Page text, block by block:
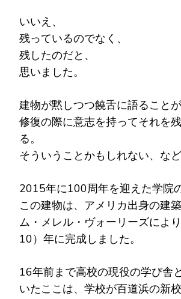
いいえ、
残っているのでなく、
残したのだと、
思いました。
建物が黙しつつ饒舌に語ることが
修復の際に意志を持ってそれを
る。
そういうことかもしれない、など
2015年に100周年を迎えた学院
この建物は、アメリカ出身の建
ム・メレル・ヴォーリーズによ
10）年に完成しました。
16年前まで高校の現役の学び舎
いたここは、学校が百道浜の新